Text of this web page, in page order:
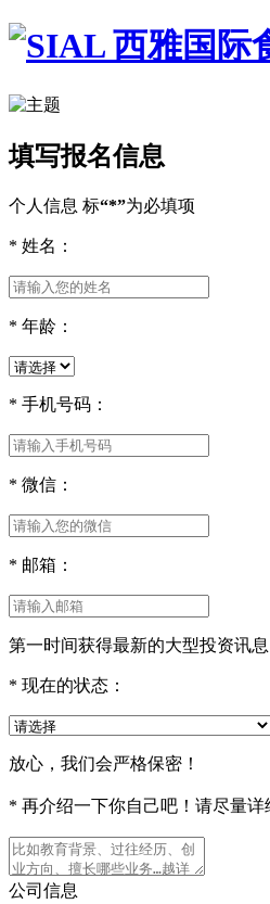
填写报名信息
个人信息 标“*”为必填项
* 姓名：
* 年龄：
* 手机号码：
* 微信：
* 邮箱：
第一时间获得最新的大型投资讯
* 现在的状态：
放心，我们会严格保密！
* 再介绍一下你自己吧！请尽量详
公司信息